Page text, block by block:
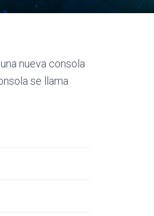
nueva consola
se llama